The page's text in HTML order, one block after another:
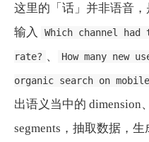
这里的「话」并非语音
输入
Which channel
rate? 、 How many new
organic search on
出语义当中的 dimension
segments，抽取数据，